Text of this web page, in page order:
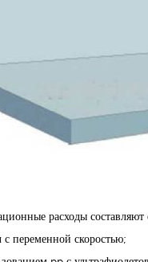
расходы
переменной скоростью;